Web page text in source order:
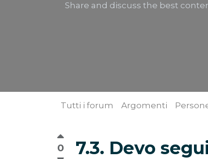
Share and discuss the best
Tutti i forum Argomenti
0
7.3. Devo